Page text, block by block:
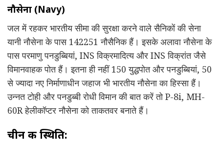
नौसेना (Navy)
जल में रहकर भारतीय सीमा की सुरक्षा करने वाले सैनिकों की सेना
यानी नौसेना के पास 142251 नौसैनिक हैं। इसके अलावा नौसेना के
पास परमाणु पनडुब्बियां, INS विक्रमादित्य और INS विक्रांत जैसे
विमानवाहक पोत हैं। इतना ही नहीं 150 युद्धपोत और पनडुब्बियां, 50
से ज्यादा नए निर्माणाधीन जहाज भी भारतीय नौसेना का हिस्सा हैं।
उन्नत टोही और पनडुब्बी रोधी विमान की बात करें तो P-8i, MH-
60R हेलीकॉप्टर नौसेना को ताकतवर बनाते हैं।
चीन की स्थिति: